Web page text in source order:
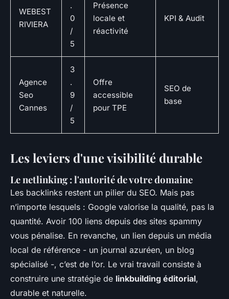
WEBEST
RIVIERA
.
0
/
5
Présence
locale et
réactivité
KPI & Audit
Agence
Seo
Cannes
3
.
9
/
5
Offre
accessible
pour TPE
SEO de
base
Les leviers d'une visibilité durable
Le netlinking : l'autorité de votre domaine
Les backlinks restent un pilier du SEO. Mais pas
n’importe lesquels : Google valorise la qualité, pas la
quantité. Avoir 100 liens depuis des sites spammy
vous pénalise. En revanche, un lien depuis un média
local de référence - un journal azuréen, un blog
spécialisé -, c’est de l’or. Le vrai travail consiste à
construire une stratégie de linkbuilding éditorial,
durable et naturelle.